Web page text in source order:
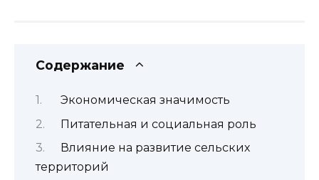
Содержание
Экономическая значимость
Питательная и социальная роль
Влияние на развитие сельских
территорий